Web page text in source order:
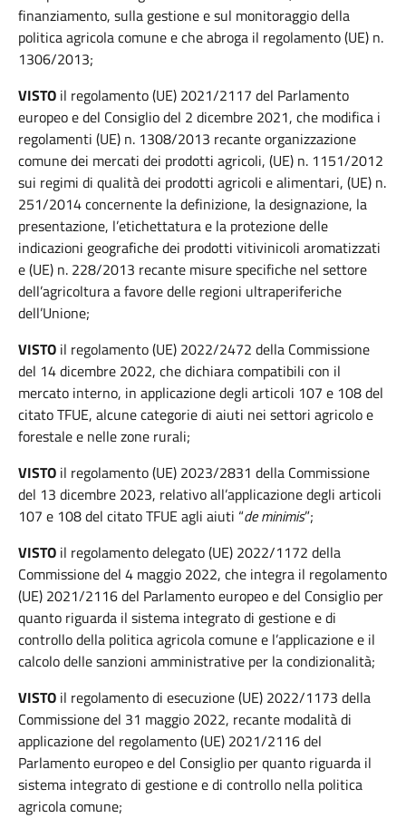
finanziamento, sulla gestione e sul monitoraggio della
politica agricola comune e che abroga il regolamento (UE) n.
1306/2013;
VISTO il regolamento (UE) 2021/2117 del Parlamento
europeo e del Consiglio del 2 dicembre 2021, che modifica i
regolamenti (UE) n. 1308/2013 recante organizzazione
comune dei mercati dei prodotti agricoli, (UE) n. 1151/2012
sui regimi di qualità dei prodotti agricoli e alimentari, (UE) n.
251/2014 concernente la definizione, la designazione, la
presentazione, l’etichettatura e la protezione delle
indicazioni geografiche dei prodotti vitivinicoli aromatizzati
e (UE) n. 228/2013 recante misure specifiche nel settore
dell’agricoltura a favore delle regioni ultraperiferiche
dell’Unione;
VISTO il regolamento (UE) 2022/2472 della Commissione
del 14 dicembre 2022, che dichiara compatibili con il
mercato interno, in applicazione degli articoli 107 e 108 del
citato TFUE, alcune categorie di aiuti nei settori agricolo e
forestale e nelle zone rurali;
VISTO il regolamento (UE) 2023/2831 della Commissione
del 13 dicembre 2023, relativo all’applicazione degli articoli
107 e 108 del citato TFUE agli aiuti “de minimis”;
VISTO il regolamento delegato (UE) 2022/1172 della
Commissione del 4 maggio 2022, che integra il regolamento
(UE) 2021/2116 del Parlamento europeo e del Consiglio per
quanto riguarda il sistema integrato di gestione e di
controllo della politica agricola comune e l’applicazione e il
calcolo delle sanzioni amministrative per la condizionalità;
VISTO il regolamento di esecuzione (UE) 2022/1173 della
Commissione del 31 maggio 2022, recante modalità di
applicazione del regolamento (UE) 2021/2116 del
Parlamento europeo e del Consiglio per quanto riguarda il
sistema integrato di gestione e di controllo nella politica
agricola comune;